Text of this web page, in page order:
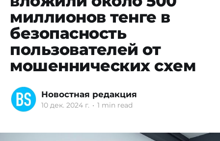
миллионов тенге в
безопасность
пользователей от
мошеннических схем
Новостная редакция
10 дек. 2024 г. • 1 min read